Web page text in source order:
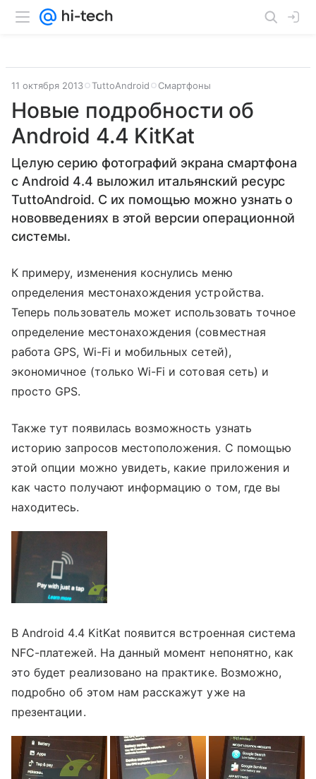
11 октября 2013 TuttoAndroid Смартфоны
Новые подробности об
Android 4.4 KitKat
Целую серию фотографий экрана смартфона
с Android 4.4 выложил итальянский ресурс
TuttoAndroid. С их помощью можно узнать о
нововведениях в этой версии операционной
системы.
К примеру, изменения коснулись меню
определения местонахождения устройства.
Теперь пользователь может использовать точное
определение местонахождения (совместная
работа GPS, Wi-Fi и мобильных сетей),
экономичное (только Wi-Fi и сотовая сеть) и
просто GPS.
Также тут появилась возможность узнать
историю запросов местоположения. С помощью
этой опции можно увидеть, какие приложения и
как часто получают информацию о том, где вы
находитесь.
В Android 4.4 KitKat появится встроенная система
NFC-платежей. На данный момент непонятно, как
это будет реализовано на практике. Возможно,
подробно об этом нам расскажут уже на
презентации.